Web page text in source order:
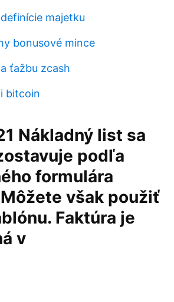
majetku
bonusové mince
ťažbu zcash
bitcoin
Nákladný list sa
podľa
formulára
Môžete však použiť
Faktúra je
v